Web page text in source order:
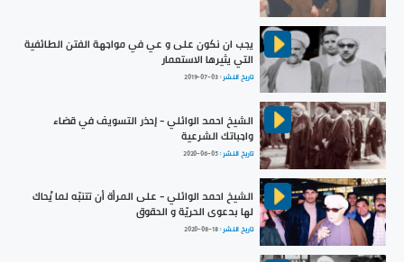
يجب ان نكون على و عي في مواجهة الفتن الطائفية
التي يثيرها الاستعمار
تاريخ النشر :2019-07-03
الشيخ احمد الوائلي - إحذر التسويف في قضاء
واجباتك الشرعية
تاريخ النشر :2020-06-05
الشيخ احمد الوائلي - على المرأة أن تتنبّه لما يُحاك
لها بدعوى الحريّة و الحقوق
تاريخ النشر :2020-08-18